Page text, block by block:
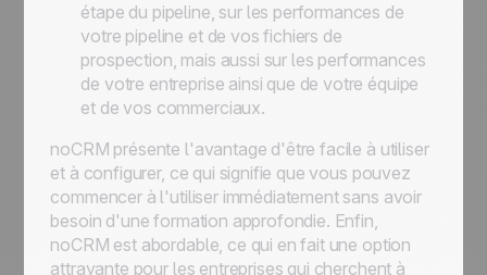
étape du pipeline, sur les performances de
votre pipeline et de vos fichiers de
prospection, mais aussi sur les performances
de votre entreprise ainsi que de votre équipe
et de vos commerciaux.
noCRM présente l'avantage d'être facile à utiliser
et à configurer, ce qui signifie que vous pouvez
commencer à l'utiliser immédiatement sans avoir
besoin d'une formation approfondie. Enfin,
noCRM est abordable, ce qui en fait une option
attrayante pour les entreprises qui cherchent à